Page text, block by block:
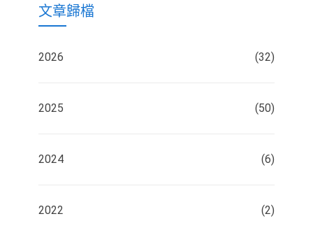
文章歸檔
2026 (32)
2025 (50)
2024 (6)
2022 (2)